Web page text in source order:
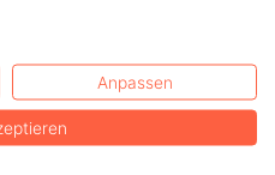
Anpassen